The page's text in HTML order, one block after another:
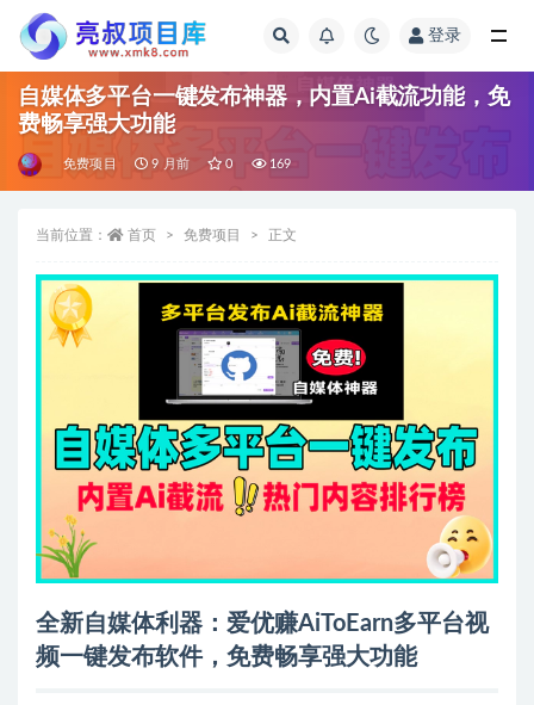
登录
自媒体多平台一键发布神器，内置Ai截流功能，免
费畅享强大功能
免费项目 9 月前 0 169
当前位置： 首页 免费项目 正文
全新自媒体利器：爱优赚AiToEarn多平台视
频一键发布软件，免费畅享强大功能